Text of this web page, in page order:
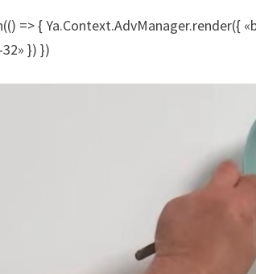
=> { Ya.Context.AdvManager.render({
}) })